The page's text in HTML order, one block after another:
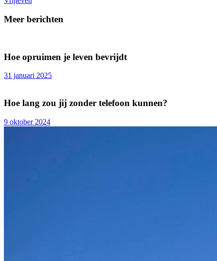
Meer berichten
Hoe opruimen je leven bevrijdt
31 januari 2025
Hoe lang zou jij zonder telefoon kunnen?
9 oktober 2024